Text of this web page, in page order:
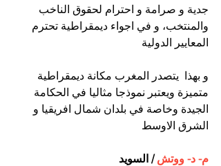
جدية و صرامة و احترام لحقوق الناخب
والمنتخب، و في اجواء ديمقراطية تحترم
المعايير الدولية
و بهذا  يتصدر المغرب مكانة ديمقراطية
متميزة ويعتبر نموذجا مثاليا في الحكامة
الجيدة وخاصة في بلدان شمال افريقيا و
الشرق الاوسط
م- د- ووتش / السويد